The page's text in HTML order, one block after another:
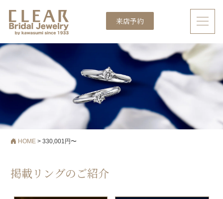
メインナビゲーション
来店予約
HOME> 330,001円〜
掲載リングのご紹介